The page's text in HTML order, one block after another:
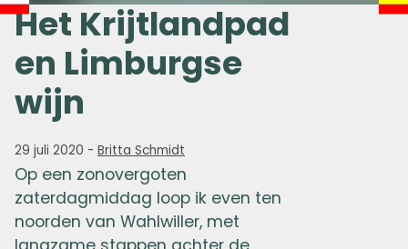
Het Krijtlandpad
en Limburgse
wijn
29 juli 2020 - Britta Schmidt
Op een zonovergoten
zaterdagmiddag loop ik even ten
noorden van Wahlwiller, met